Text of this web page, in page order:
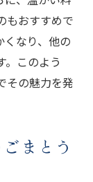
の魅力
の旅程
もおすすめで
くなり、他の
。このよう
その魅力を発
まとう